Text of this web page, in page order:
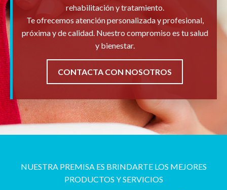
rehabilitación y tratamiento.
Te ofrecemos atención personalizada y profesional,
próxima y de calidad. Nuestro compromiso es tu salud
y bienestar.
CONTACTA CON NOSOTROS
NUESTRA PREMISA ES BRINDARTE LOS MEJORES
PRODUCTOS Y SERVICIOS